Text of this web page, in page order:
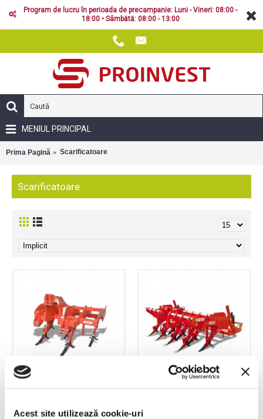
Acest site utilizează cookie-uri
Program de lucru în perioada de precampanie: Luni - Vineri: 08:00 -
18:00 • Sâmbătă: 08:00 - 13:00
MENIUL PRINCIPAL
Prima Pagină Scarificatoare
Scarificatoare
Scarificator ARTIGLIO Scarificator ARTIGLIO HYDRO